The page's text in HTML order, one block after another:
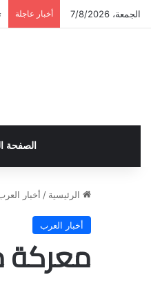
الجمعة، 7/8/2026 أخبار عاجلة
الصفحة
الرئيسية / أخبار
أخبار العرب
معركة